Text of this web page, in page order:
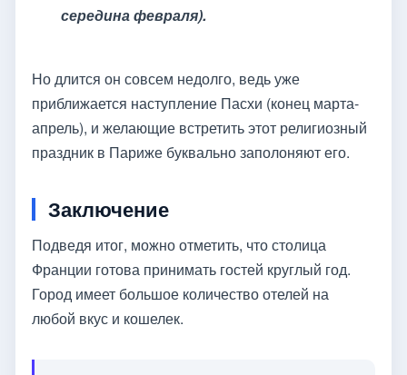
середина февраля).
Но длится он совсем недолго, ведь уже
приближается наступление Пасхи (конец марта-
апрель), и желающие встретить этот религиозный
праздник в Париже буквально заполоняют его.
Заключение
Подведя итог, можно отметить, что столица
Франции готова принимать гостей круглый год.
Город имеет большое количество отелей на
любой вкус и кошелек.